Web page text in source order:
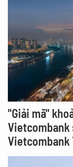
"Giải mã"
Vietcombank
Vietcombank